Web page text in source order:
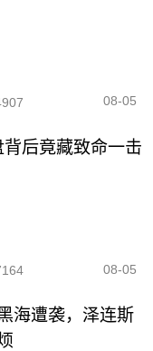
08-05
后竟藏致命一击
08-05
海遭袭，泽连斯